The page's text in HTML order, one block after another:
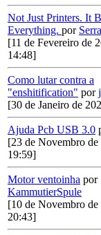
Not Just Printers. It
Everything. por
[11 de Fevereiro de
14:48]
Como lutar contra a
"enshitification" por
[30 de Janeiro de
Ajuda Pcb USB 3.0
[23 de Novembro de
19:59]
Motor ventoinha por
KammutierSpule
[10 de Novembro de
20:43]